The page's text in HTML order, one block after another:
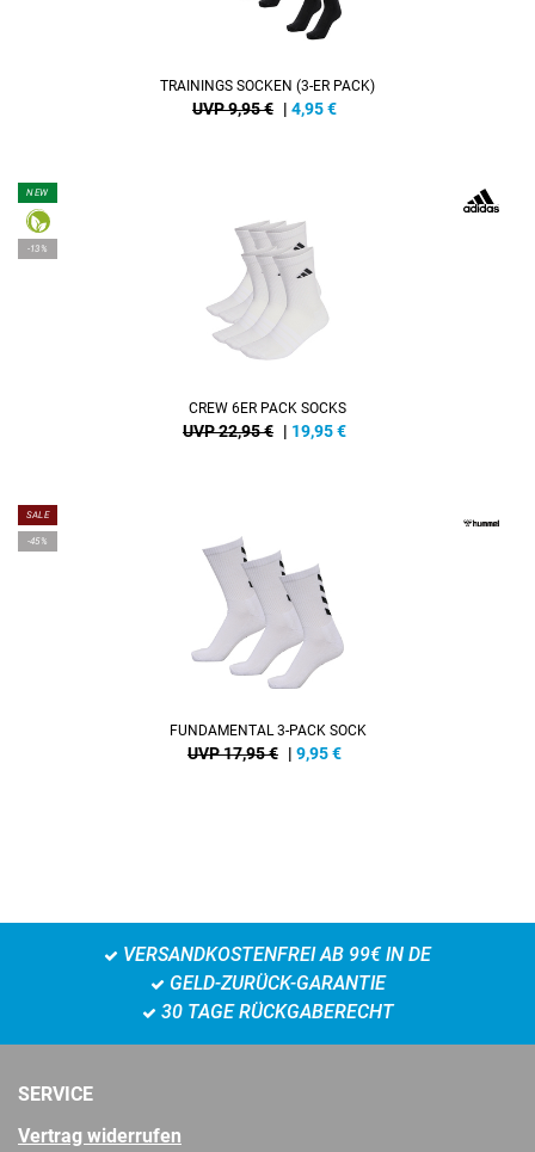
TRAININGS SOCKEN (3-ER PACK)
UVP 9,95 € | 4,95€
NEW
-13%
CREW 6ER PACK SOCKS
UVP 22,95 € | 19,95€
SALE
-45%
FUNDAMENTAL 3-PACK SOCK
UVP 17,95 € | 9,95€
VERSANDKOSTENFREI AB 99€ IN DE
GELD-ZURÜCK-GARANTIE
30 TAGE RÜCKGABERECHT
SERVICE
Vertrag widerrufen